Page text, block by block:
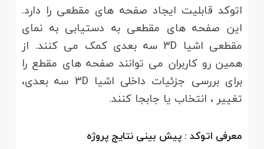
اتوکد قابلیت ایجاد صفحه های مقطعی را دارد.
این صفحه های مقطعی به دستیابی به نمای
مقطعی اشیا 3D سه بعدی کمک می کنند. از
همین رو کاربران می توانند صفحه های مقطع را
برای بررسی جزئیات داخلی اشیا 3D سه بعدی،
تغییر ، انتخاب یا جابجا کنند.
معرفی اتوکد : پیش بینی نتایج پروژه